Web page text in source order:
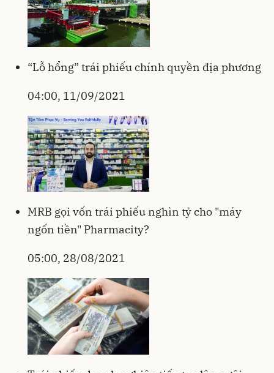
“Lỗ hổng” trái phiếu chính quyền địa phương
04:00, 11/09/2021
MRB gọi vốn trái phiếu nghìn tỷ cho "máy
ngốn tiền" Pharmacity?
05:00, 28/08/2021